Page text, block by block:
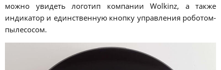
можно увидеть логотип компании Wolkinz, а также
индикатор и единственную кнопку управления роботом-
пылесосом.